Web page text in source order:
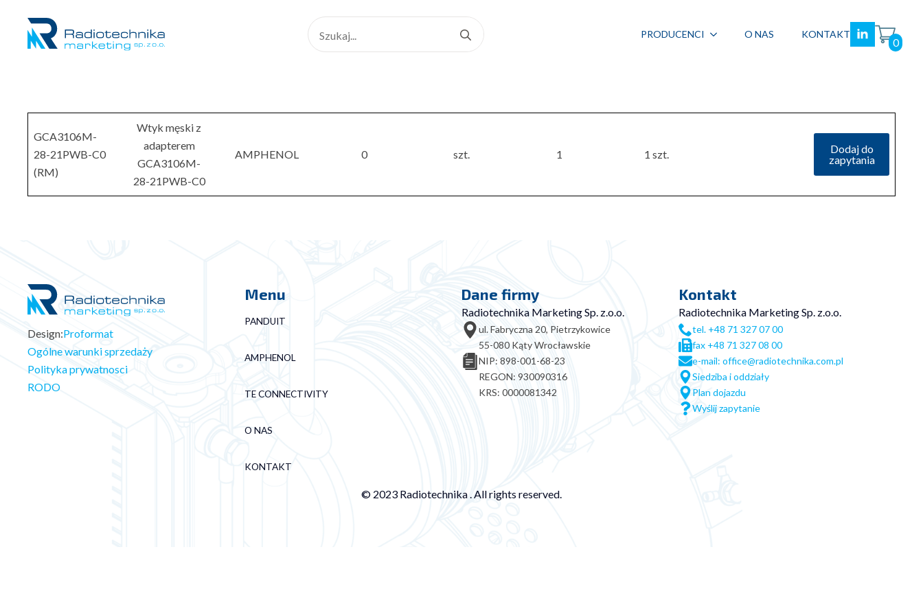
for:
PRODUCENCI O NAS KONTAKT
0
GCA3106M-
28-21PWB-C0
(RM)
Wtyk męski z
adapterem
GCA3106M-
28-21PWB-C0
AMPHENOL 0 szt. 1 1 szt.
Dodaj do
zapytania
Design:Proformat
Ogólne warunki sprzedaży
Polityka prywatnosci
RODO
Menu
PANDUIT
AMPHENOL
TE CONNECTIVITY
O NAS
KONTAKT
Dane firmy
Radiotechnika Marketing Sp. z.o.o.
ul. Fabryczna 20, Pietrzykowice
55-080 Kąty Wrocławskie
NIP: 898-001-68-23
REGON: 930090316
KRS: 0000081342
Kontakt
Radiotechnika Marketing Sp. z.o.o.
tel. +48 71 327 07 00
fax +48 71 327 08 00
e-mail: office@radiotechnika.com.pl
Siedziba i oddziały
Plan dojazdu
Wyślij zapytanie
© 2023 Radiotechnika . All rights reserved.